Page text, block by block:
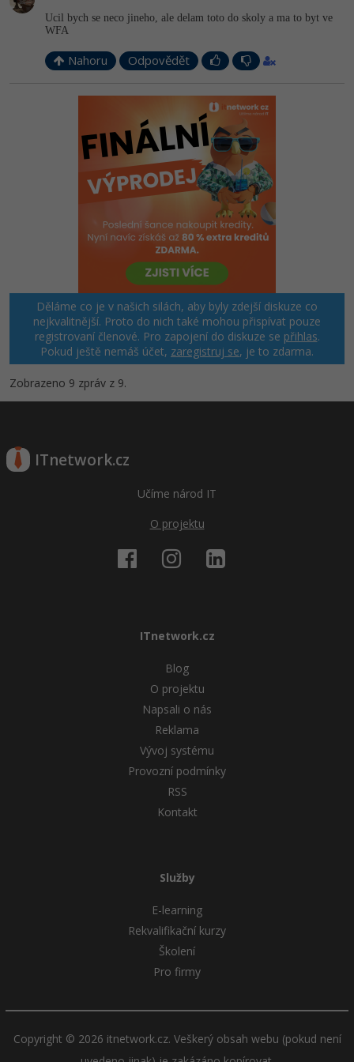
Ucil bych se neco jineho, ale delam toto do skoly a ma to byt ve
WFA
Nahoru Odpovědět
Děláme co je v našich silách, aby byly zdejší diskuze co
nejkvalitnější. Proto do nich také mohou přispívat pouze
registrovaní členové. Pro zapojení do diskuze se přihlas.
Pokud ještě nemáš účet, zaregistruj se, je to zdarma.
Zobrazeno 9 zpráv z 9.
ITnetwork.cz
Učíme národ IT
O projektu
ITnetwork.cz
Blog
O projektu
Napsali o nás
Reklama
Vývoj systému
Provozní podmínky
RSS
Kontakt
Služby
E-learning
Rekvalifikační kurzy
Školení
Pro firmy
Copyright © 2026 itnetwork.cz. Veškerý obsah webu (pokud není